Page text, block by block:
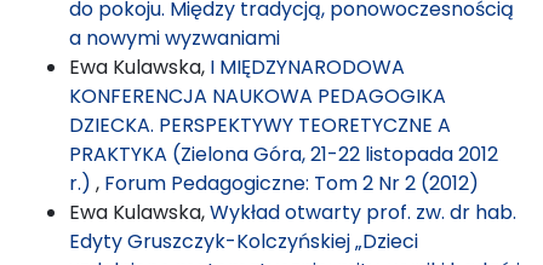
do pokoju. Między tradycją, ponowoczesnością
a nowymi wyzwaniami
Ewa Kulawska, I MIĘDZYNARODOWA
KONFERENCJA NAUKOWA PEDAGOGIKA
DZIECKA. PERSPEKTYWY TEORETYCZNE A
PRAKTYKA (Zielona Góra, 21-22 listopada 2012
r.) , Forum Pedagogiczne: Tom 2 Nr 2 (2012)
Ewa Kulawska,Wykład otwarty prof. zw. dr hab.
Edyty Gruszczyk-Kolczyńskiej „Dzieci